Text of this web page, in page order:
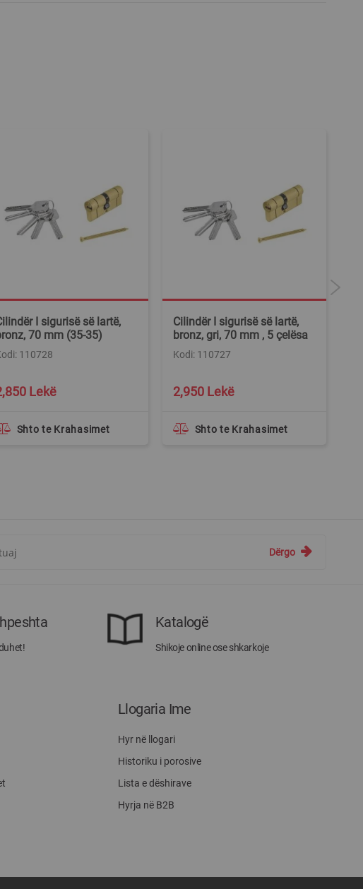
I sigurisë së lartë,
70 mm (35-35)
Lekë
110728
Shto te Krahasimet
Cilindër I sigurisë së lartë,
bronz, gri, 70 mm , 5 çelësa
2,950 Lekë
Kodi: 110727
Shto te Krahasimet
Dërgo
Katalogë
Shikoje online ose shkarkoje
Llogaria Ime
Hyr në llogari
Historiku i porosive
Lista e dëshirave
Hyrja në B2B